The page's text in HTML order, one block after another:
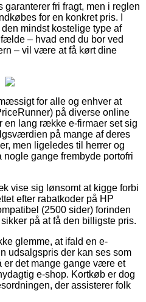
garanterer fri fragt, men i reglen
for en konkret pris. I
mindst kostelige type af
– hvad end du bor ved
– vil være at få kørt dine
for alle og enhver at
på diverse online
lang række e-firmaer set sig
på mange af deres
men ligeledes til herrer og
gange frembyde portofri
vise sig lønsomt at kigge forbi
efter rabatkoder på HP
(2500 sider) forinden
på at få den billigste pris.
glemme, at ifald en e-
udsalgspris der kan ses som
er det mange gange være et
e-shop. Kortkøb er dog
der assisterer folk